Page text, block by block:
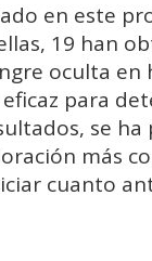
en este
19 han
oculta en
para
se ha
más
cuanto